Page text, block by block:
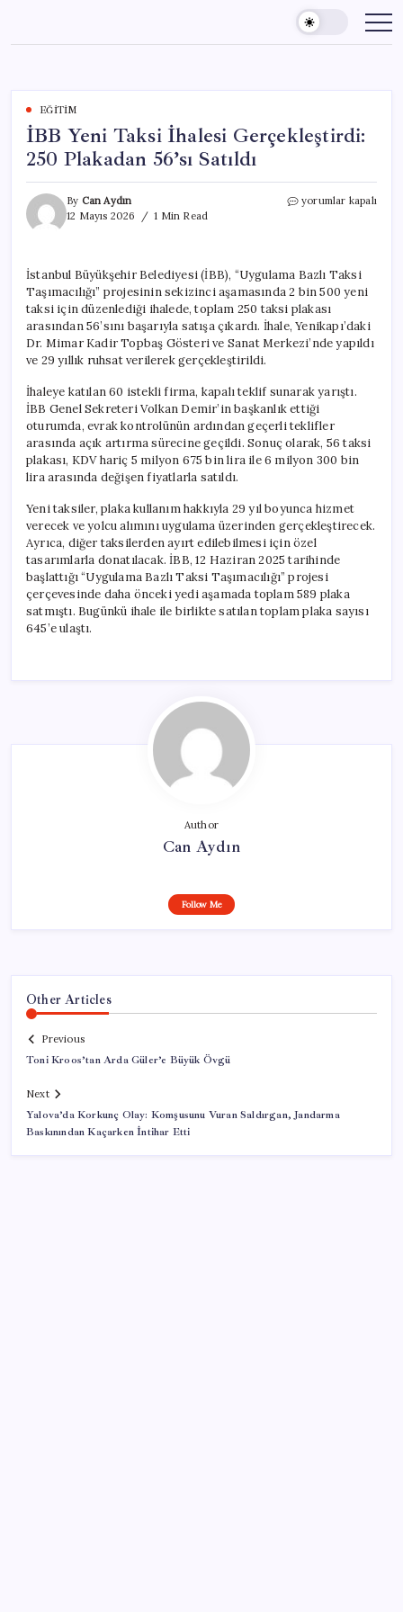
content
EĞITIM
İBB Yeni Taksi İhalesi Gerçekleştirdi:
250 Plakadan 56’sı Satıldı
By Can Aydın
12 Mayıs 2026
1 Min Read
İBB
250
Plakadan
56’sı
Satıldı
için
yorumlar kapalı
İstanbul Büyükşehir Belediyesi (İBB), “Uygulama Bazlı Taksi
Taşımacılığı” projesinin sekizinci aşamasında 2 bin 500 yeni
taksi için düzenlediği ihalede, toplam 250 taksi plakası
arasından 56’sını başarıyla satışa çıkardı. İhale, Yenikapı’daki
Dr. Mimar Kadir Topbaş Gösteri ve Sanat Merkezi’nde yapıldı
ve 29 yıllık ruhsat verilerek gerçekleştirildi.
İhaleye katılan 60 istekli firma, kapalı teklif sunarak yarıştı.
İBB Genel Sekreteri Volkan Demir’in başkanlık ettiği
oturumda, evrak kontrolünün ardından geçerli teklifler
arasında açık artırma sürecine geçildi. Sonuç olarak, 56 taksi
plakası, KDV hariç 5 milyon 675 bin lira ile 6 milyon 300 bin
lira arasında değişen fiyatlarla satıldı.
Yeni taksiler, plaka kullanım hakkıyla 29 yıl boyunca hizmet
verecek ve yolcu alımını uygulama üzerinden gerçekleştirecek.
Ayrıca, diğer taksilerden ayırt edilebilmesi için özel
tasarımlarla donatılacak. İBB, 12 Haziran 2025 tarihinde
başlattığı “Uygulama Bazlı Taksi Taşımacılığı” projesi
çerçevesinde daha önceki yedi aşamada toplam 589 plaka
satmıştı. Bugünkü ihale ile birlikte satılan toplam plaka sayısı
645’e ulaştı.
Author
Can Aydın
Follow Me
Other Articles
Previous
Toni Kroos’tan Arda Güler’e Büyük Övgü
Next
Yalova’da Korkunç Olay: Komşusunu Vuran Saldırgan, Jandarma
Baskınından Kaçarken İntihar Etti